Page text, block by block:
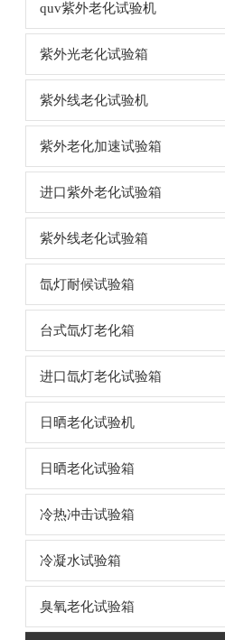
quv紫外老化试验机
紫外光老化试验箱
紫外线老化试验机
紫外老化加速试验箱
进口紫外老化试验箱
紫外线老化试验箱
氙灯耐候试验箱
台式氙灯老化箱
进口氙灯老化试验箱
日晒老化试验机
日晒老化试验箱
冷热冲击试验箱
冷凝水试验箱
臭氧老化试验箱